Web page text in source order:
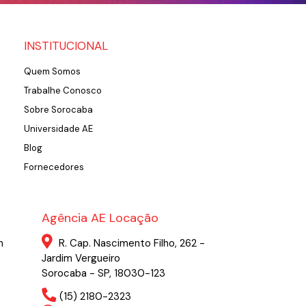
INSTITUCIONAL
Quem Somos
Trabalhe Conosco
Sobre Sorocaba
Universidade AE
Blog
Fornecedores
Agência AE Locação
R. Cap. Nascimento Filho, 262 -
Jardim Vergueiro
Sorocaba - SP, 18030-123
(15) 2180-2323